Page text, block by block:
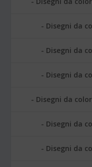
Disegni da
Disegni da
Disegni da
Disegni da
Disegni da
Disegni da